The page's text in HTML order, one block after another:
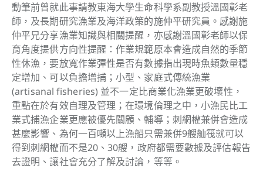
動筆前曾就此事請教東海大學生命科學系副教授溫國彰老
師，及長期研究漁業及海洋政策的施仲平研究員。感謝施
仲平兄分享漁業知識與相關提醒，亦感謝溫國彰老師以保
育角度提供方向性提醒：作業規範原本會造成自然的季節
性休漁，要放寬作業彈性是否有數據指出現時魚類數量穩
定增加、可以負擔增捕；小型、家庭式傳統漁業
(artisanal fisheries) 並不一定比商業化漁業更破壞性，
重點在於有效自理及管理；在環境倫理之中，小漁民比工
業式捕漁企業更應被優先關顧、輔導；刺網權兼併會造成
甚麼影響、為何一百噸以上漁船只需兼併9艘舢筏就可以
得到刺網權而不是20、30艘，政府都需要數據及評估報告
去證明、讓社會充分了解及討論，等等。